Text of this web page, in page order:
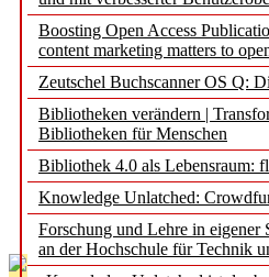
Boosting Open Access
content marketing matters to
Zeutschel Buchscanner OS Q:
Bibliotheken verändern |
Bibliotheken für Menschen
Bibliothek 4.0 als Lebensraum:
Knowledge Unlatched:
Forschung und Lehre in
an der Hochschule für Technik
"Mit Mut
in eine
Bericht
"Zwischen
Eindrücke